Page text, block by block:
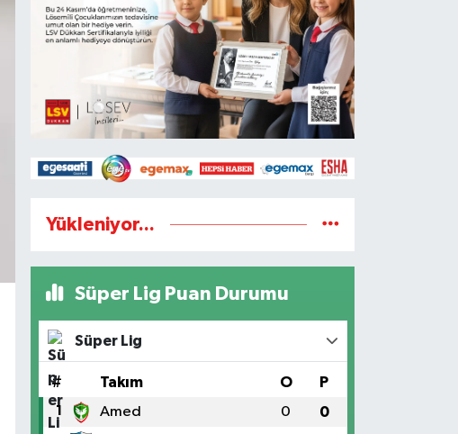
Yükleniyor...
Süper Lig Puan Durumu
Süper Lig
# Takım O P
1 Amed 0 0